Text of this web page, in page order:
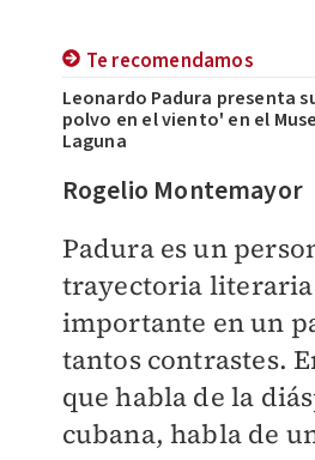
Te recomendamos
Leonardo Padura presenta
polvo en el viento' en el
Laguna
Rogelio Montemayor
Padura es un
trayectoria
importante en un
tantos contrastes.
que habla de la
cubana, habla de